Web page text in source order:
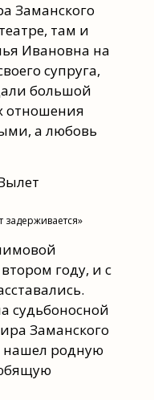
Заманского
там и
Ивановна на
супруга,
большой
отношения
а любовь
году, и с
судьбоносной
Заманского
нашел родную